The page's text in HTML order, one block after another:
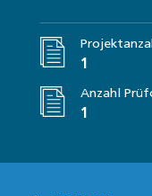
1
Anzahl
1